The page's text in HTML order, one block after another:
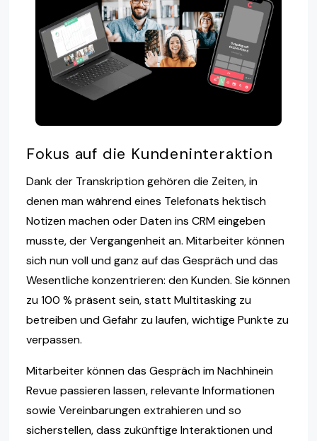
Fokus auf die Kundeninteraktion
Dank der Transkription gehören die Zeiten, in
denen man während eines Telefonats hektisch
Notizen machen oder Daten ins CRM eingeben
musste, der Vergangenheit an. Mitarbeiter können
sich nun voll und ganz auf das Gespräch und das
Wesentliche konzentrieren: den Kunden. Sie können
zu 100 % präsent sein, statt Multitasking zu
betreiben und Gefahr zu laufen, wichtige Punkte zu
verpassen.
Mitarbeiter können das Gespräch im Nachhinein
Revue passieren lassen, relevante Informationen
sowie Vereinbarungen extrahieren und so
sicherstellen, dass zukünftige Interaktionen und